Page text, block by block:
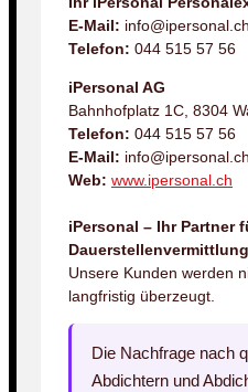
E-Mail: info@ipersonal.ch
Telefon: 044 515 57 56
iPersonal AG
Bahnhofplatz 1C, 8304
Telefon: 044 515 57 56
E-Mail: info@ipersonal.ch
Web: www.ipersonal.ch
iPersonal – Ihr Partner
Dauerstellenvermittlung
Unsere Kunden werden
langfristig überzeugt.
Die Nachfrage nach
Abdichtern und